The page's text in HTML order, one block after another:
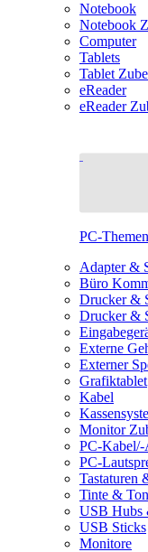
Notebook
Notebook
Computer
Tablets
Tablet
eReader
eReader
PC-
Adapter &
Büro
Drucker &
Drucker &
Externe
Externer
Grafiktablet
Kabel
Monitor
PC-Kabel/-
PC-
Tastaturen
Tinte &
USB Hubs
USB Sticks
Monitore